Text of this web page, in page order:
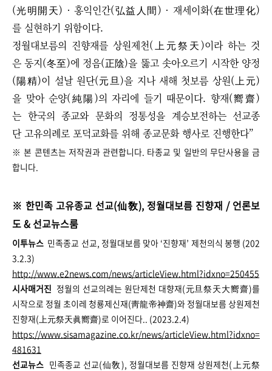
(光明開天) · 홍익인간(弘益人間) · 재세이화(在世理化)
를 실현하기 위함이다.
정월대보름의 진향재를 상원제천(上元祭天)이라 하는 것
은 동지(冬至)에 정음(正陰)을 뚫고 솟아오르기 시작한 양정
(陽精)이 설날 원단(元旦)을 지나 새해 첫보름 상원(上元)
을 맞아 순양(純陽)의 자리에 들기 때문이다. 향재(嚮齋)
는 한국의 종교와 문화의 정통성을 계승보전하는 선교종
단 고유의례로 포덕교화를 위해 종교문화 행사로 진행한다”
※ 본 콘텐츠는 저작권과 관련합니다. 타종교 및 일반의 무단사용을 금
합니다.
※ 한민족 고유종교 선교(仙敎), 정월대보름 진향재 / 언론보
도 & 선교뉴스룸
이투뉴스 민족종교 선교, 정월대보름 맞아 ‘진향재’ 제천의식 봉행 (202
3.2.3)
http://www.e2news.com/news/articleView.html?idxno=250455
시사매거진 정월의 선교의례는 원단제천 대향재(元旦祭天大嚮齋)를
시작으로 정월 초이레 청룡제신재(靑龍帝神齋)와 정월대보름 상원제천
진향재(上元祭天眞嚮齋)로 이어진다.. (2023.2.4)
https://www.sisamagazine.co.kr/news/articleView.html?idxno=
481631
선교뉴스 민족종교 선교(仙敎), 정월대보름 진향재 상원제천(上元祭